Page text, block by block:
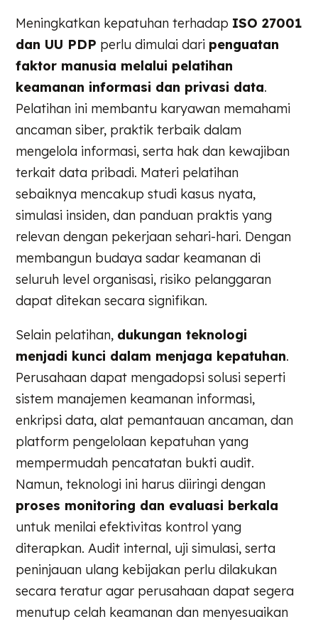
Meningkatkan kepatuhan terhadap ISO 27001
dan UU PDP perlu dimulai dari penguatan
faktor manusia melalui pelatihan
keamanan informasi dan privasi data.
Pelatihan ini membantu karyawan memahami
ancaman siber, praktik terbaik dalam
mengelola informasi, serta hak dan kewajiban
terkait data pribadi. Materi pelatihan
sebaiknya mencakup studi kasus nyata,
simulasi insiden, dan panduan praktis yang
relevan dengan pekerjaan sehari-hari. Dengan
membangun budaya sadar keamanan di
seluruh level organisasi, risiko pelanggaran
dapat ditekan secara signifikan.
Selain pelatihan, dukungan teknologi
menjadi kunci dalam menjaga kepatuhan.
Perusahaan dapat mengadopsi solusi seperti
sistem manajemen keamanan informasi,
enkripsi data, alat pemantauan ancaman, dan
platform pengelolaan kepatuhan yang
mempermudah pencatatan bukti audit.
Namun, teknologi ini harus diiringi dengan
proses monitoring dan evaluasi berkala
untuk menilai efektivitas kontrol yang
diterapkan. Audit internal, uji simulasi, serta
peninjauan ulang kebijakan perlu dilakukan
secara teratur agar perusahaan dapat segera
menutup celah keamanan dan menyesuaikan